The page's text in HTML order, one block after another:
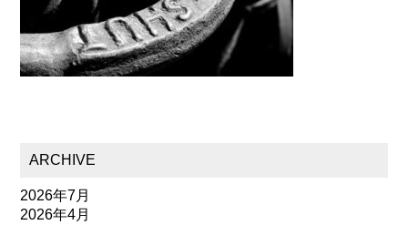
ARCHIVE
2026年7月
2026年4月